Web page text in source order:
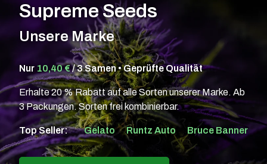
Supreme Seeds
Unsere Marke
Nur 10,40 €/ 3 Samen • Geprüfte Qualität
Erhalte 20 % Rabatt auf alle Sorten unserer Marke. Ab
3 Packungen. Sorten frei kombinierbar.
Top Seller: Gelato Runtz Auto Bruce Banner